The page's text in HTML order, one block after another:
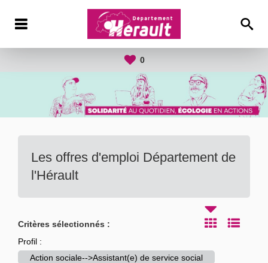
0
Les offres d'emploi Département de
l'Hérault
Critères sélectionnés :
Profil :
Action sociale-->Assistant(e) de service social